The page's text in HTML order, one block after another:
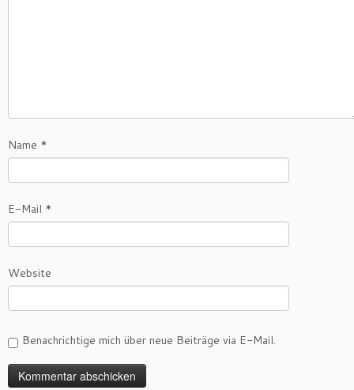
Name *
E-Mail *
Website
Benachrichtige mich über neue Beiträge via E-Mail.